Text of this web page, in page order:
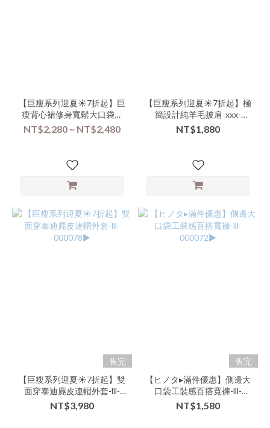
【巨瘦系列迎夏☀️7折起】巨
瘦背心裙修身寬鬆大口袋外
搭連身二用背心裙-vvva-
NT$2,280 ~ NT$2,480
【巨瘦系列迎夏☀️7折起】極
簡設計純羊毛披肩-xxx-
000076▶
NT$1,880
售完
【巨瘦系列迎夏☀️7折起】雙
面穿泰迪麂皮連帽外套-lll-
000078▶
NT$3,980
售完
【ヒノタ▸滿件優惠】側邊大
口袋工裝感百搭寬褲-lll-
000072▶
NT$1,580